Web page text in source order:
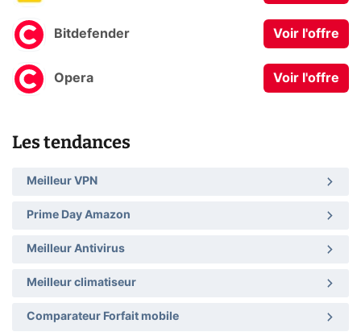
Bitdefender Voir l'offre
Opera Voir l'offre
Les tendances
Meilleur VPN
Prime Day Amazon
Meilleur Antivirus
Meilleur climatiseur
Comparateur Forfait mobile